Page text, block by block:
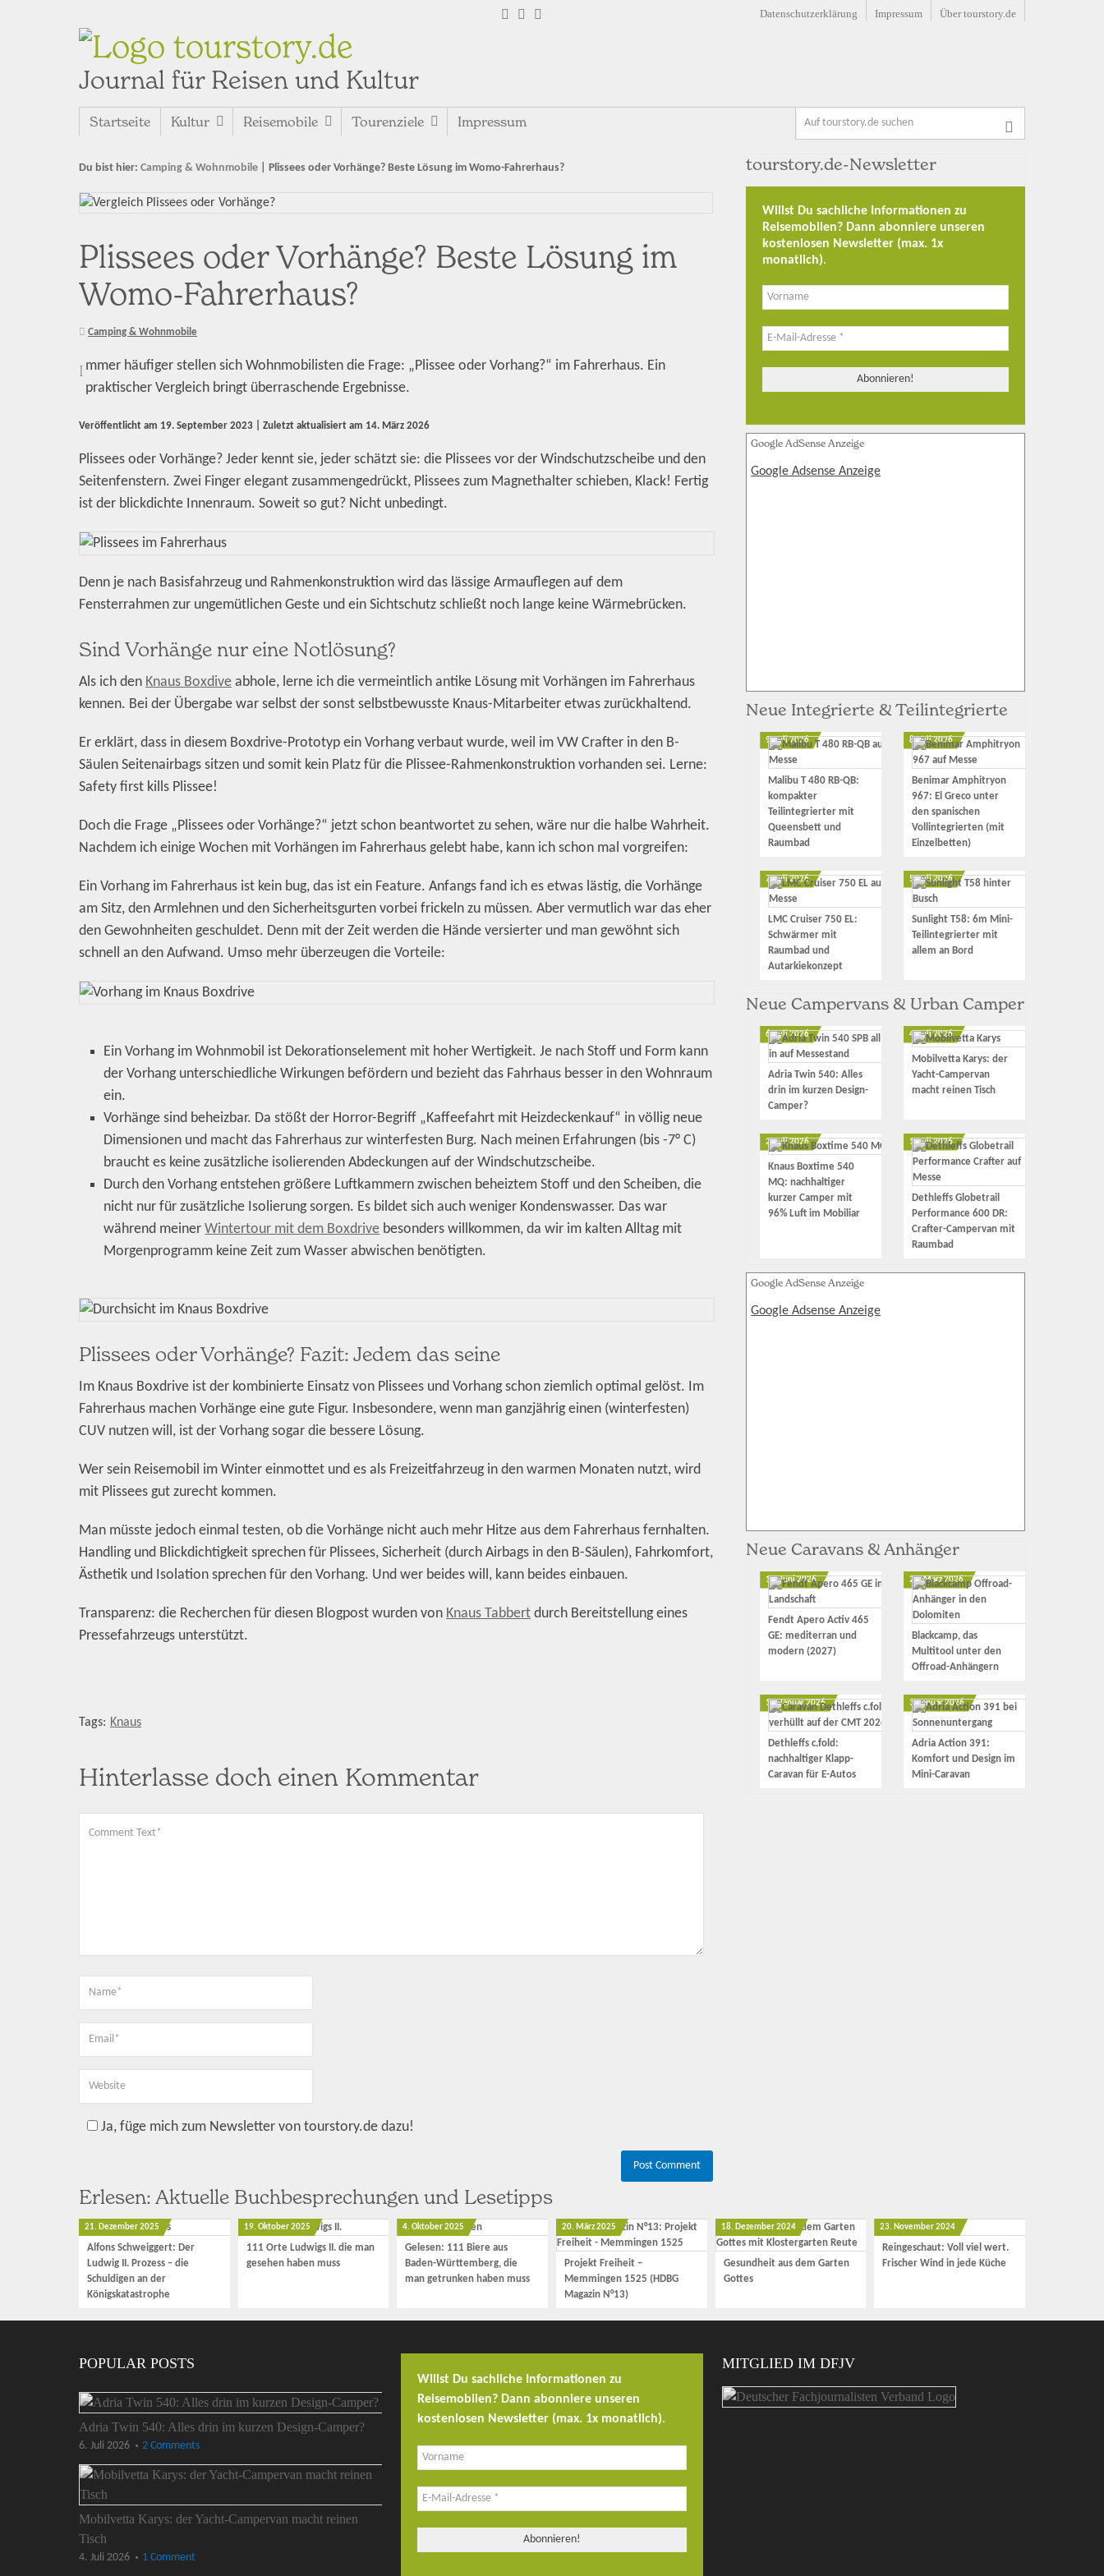
Datenschutzerklärung Impressum Über tourstory.de
tourstory.de
Journal für Reisen und Kultur
Startseite Kultur Reisemobile Tourenziele Impressum
Du bist hier: Camping & Wohnmobile Plissees oder Vorhänge? Beste Lösung im Womo-Fahrerhaus?
Plissees oder Vorhänge? Beste Lösung im
Womo-Fahrerhaus?
Camping & Wohnmobile
I mmer häufiger stellen sich Wohnmobilisten die Frage: „Plissee oder Vorhang?“ im Fahrerhaus. Ein
praktischer Vergleich bringt überraschende Ergebnisse.
Veröffentlicht am 19. September 2023 | Zuletzt aktualisiert am 14. März 2026
Plissees oder Vorhänge? Jeder kennt sie, jeder schätzt sie: die Plissees vor der Windschutzscheibe und den
Seitenfenstern. Zwei Finger elegant zusammengedrückt, Plissees zum Magnethalter schieben, Klack! Fertig
ist der blickdichte Innenraum. Soweit so gut? Nicht unbedingt.
Denn je nach Basisfahrzeug und Rahmenkonstruktion wird das lässige Armauflegen auf dem
Fensterrahmen zur ungemütlichen Geste und ein Sichtschutz schließt noch lange keine Wärmebrücken.
Sind Vorhänge nur eine Notlösung?
Als ich den Knaus Boxdive abhole, lerne ich die vermeintlich antike Lösung mit Vorhängen im Fahrerhaus
kennen. Bei der Übergabe war selbst der sonst selbstbewusste Knaus-Mitarbeiter etwas zurückhaltend.
Er erklärt, dass in diesem Boxdrive-Prototyp ein Vorhang verbaut wurde, weil im VW Crafter in den B-
Säulen Seitenairbags sitzen und somit kein Platz für die Plissee-Rahmenkonstruktion vorhanden sei. Lerne:
Safety first kills Plissee!
Doch die Frage „Plissees oder Vorhänge?“ jetzt schon beantwortet zu sehen, wäre nur die halbe Wahrheit.
Nachdem ich einige Wochen mit Vorhängen im Fahrerhaus gelebt habe, kann ich schon mal vorgreifen:
Ein Vorhang im Fahrerhaus ist kein bug, das ist ein Feature. Anfangs fand ich es etwas lästig, die Vorhänge
am Sitz, den Armlehnen und den Sicherheitsgurten vorbei frickeln zu müssen. Aber vermutlich war das eher
den Gewohnheiten geschuldet. Denn mit der Zeit werden die Hände versierter und man gewöhnt sich
schnell an den Aufwand. Umso mehr überzeugen die Vorteile:
Ein Vorhang im Wohnmobil ist Dekorationselement mit hoher Wertigkeit. Je nach Stoff und Form kann
der Vorhang unterschiedliche Wirkungen befördern und bezieht das Fahrhaus besser in den Wohnraum
ein.
Vorhänge sind beheizbar. Da stößt der Horror-Begriff „Kaffeefahrt mit Heizdeckenkauf“ in völlig neue
Dimensionen und macht das Fahrerhaus zur winterfesten Burg. Nach meinen Erfahrungen (bis -7° C)
braucht es keine zusätzliche isolierenden Abdeckungen auf der Windschutzscheibe.
Durch den Vorhang entstehen größere Luftkammern zwischen beheiztem Stoff und den Scheiben, die
nicht nur für zusätzliche Isolierung sorgen. Es bildet sich auch weniger Kondenswasser. Das war
während meinerWintertour mit dem Boxdrive besonders willkommen, da wir im kalten Alltag mit
Morgenprogramm keine Zeit zum Wasser abwischen benötigten.
Plissees oder Vorhänge? Fazit: Jedem das seine
Im Knaus Boxdrive ist der kombinierte Einsatz von Plissees und Vorhang schon ziemlich optimal gelöst. Im
Fahrerhaus machen Vorhänge eine gute Figur. Insbesondere, wenn man ganzjährig einen (winterfesten)
CUV nutzen will, ist der Vorhang sogar die bessere Lösung.
Wer sein Reisemobil im Winter einmottet und es als Freizeitfahrzeug in den warmen Monaten nutzt, wird
mit Plissees gut zurecht kommen.
Man müsste jedoch einmal testen, ob die Vorhänge nicht auch mehr Hitze aus dem Fahrerhaus fernhalten.
Handling und Blickdichtigkeit sprechen für Plissees, Sicherheit (durch Airbags in den B-Säulen), Fahrkomfort,
Ästhetik und Isolation sprechen für den Vorhang. Und wer beides will, kann beides einbauen.
Transparenz: die Recherchen für diesen Blogpost wurden von Knaus Tabbert durch Bereitstellung eines
Pressefahrzeugs unterstützt.
Tags: Knaus
Hinterlasse doch einen Kommentar
Ja, füge mich zum Newsletter von tourstory.de dazu!
tourstory.de-Newsletter
Willst Du sachliche Informationen zu
Reisemobilen? Dann abonniere unseren
kostenlosen Newsletter (max. 1x
monatlich).
Google AdSense Anzeige
Google Adsense Anzeige
Neue Integrierte & Teilintegrierte
9. Juli 2026
Malibu T 480 RB-QB:
kompakter
Teilintegrierter mit
Queensbett und
Raumbad
8. Juli 2026
Benimar Amphitryon
967: El Greco unter
den spanischen
Vollintegrierten (mit
Einzelbetten)
7. Juli 2026
LMC Cruiser 750 EL:
Schwärmer mit
Raumbad und
Autarkiekonzept
5. Juli 2026
Sunlight T58: 6m Mini-
Teilintegrierter mit
allem an Bord
Neue Campervans & Urban Camper
6. Juli 2026
Adria Twin 540: Alles
drin im kurzen Design-
Camper?
4. Juli 2026
Mobilvetta Karys: der
Yacht-Campervan
macht reinen Tisch
2. Juli 2026
Knaus Boxtime 540
MQ: nachhaltiger
kurzer Camper mit
96% Luft im Mobiliar
1. Juli 2026
Dethleffs Globetrail
Performance 600 DR:
Crafter-Campervan mit
Raumbad
Google AdSense Anzeige
Google Adsense Anzeige
Neue Caravans & Anhänger
12. Juni 2026
Fendt Apero Activ 465
GE: mediterran und
modern (2027)
23. März 2026
Blackcamp, das
Multitool unter den
Offroad-Anhängern
17. Januar 2026
Dethleffs c.fold:
nachhaltiger Klapp-
Caravan für E-Autos
3. Januar 2026
Adria Action 391:
Komfort und Design im
Mini-Caravan
Erlesen: Aktuelle Buchbesprechungen und Lesetipps
21. Dezember 2025
Alfons Schweiggert: Der
Ludwig II. Prozess – die
Schuldigen an der
Königskatastrophe
19. Oktober 2025
111 Orte Ludwigs II. die man
gesehen haben muss
4. Oktober 2025
Gelesen: 111 Biere aus
Baden-Württemberg, die
man getrunken haben muss
20. März 2025
Projekt Freiheit –
Memmingen 1525 (HDBG
Magazin N°13)
18. Dezember 2024
Gesundheit aus dem Garten
Gottes
23. November 2024
Reingeschaut: Voll viel wert.
Frischer Wind in jede Küche
POPULAR POSTS
Adria Twin 540: Alles drin im kurzen Design-Camper?
6. Juli 2026 2 Comments
Mobilvetta Karys: der Yacht-Campervan macht reinen
Tisch
4. Juli 2026 1 Comment
Willst Du sachliche Informationen zu
Reisemobilen? Dann abonniere unseren
kostenlosen Newsletter (max. 1x monatlich).
MITGLIED IM DFJV